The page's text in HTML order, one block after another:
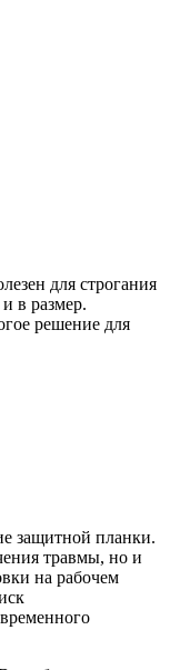
для строгания
в размер.
решение для
защитной планки.
травмы, но и
на рабочем